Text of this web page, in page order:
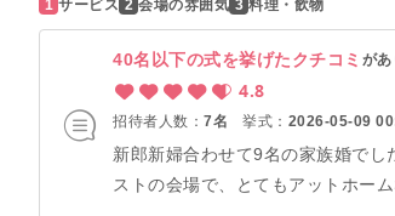
サービス
会場の雰囲気 料理・飲物
40名以下の式を挙げたクチコミ が
4.8
招待者人数：7名 挙式： 2026-05-09
新郎新婦合わせて9名の家族婚でし
ストの会場で、とてもアットホー